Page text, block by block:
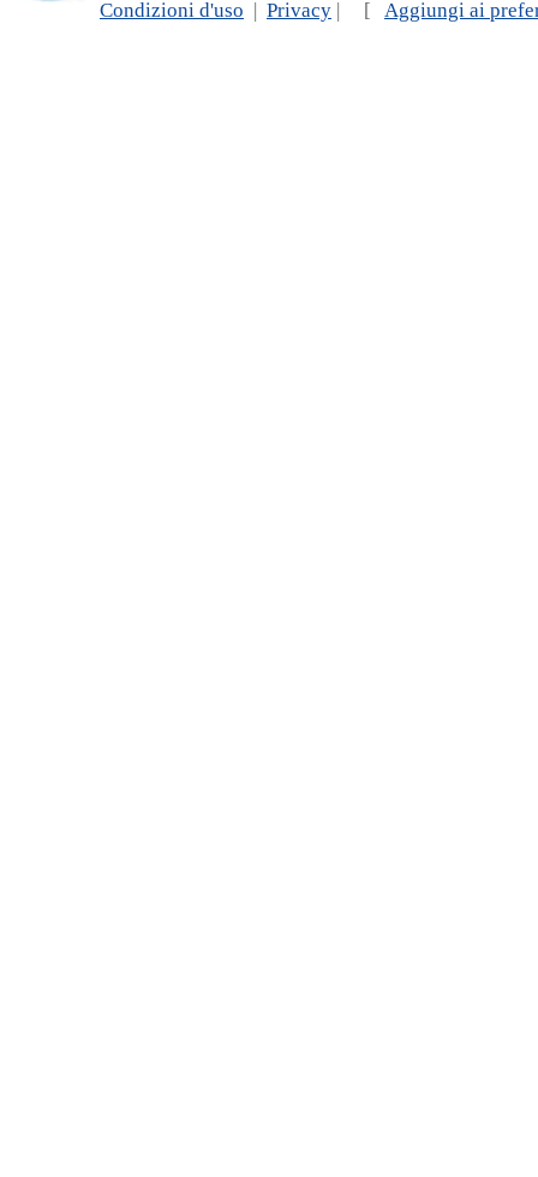
Condizioni d'uso | Privacy | [ Aggiungi ai